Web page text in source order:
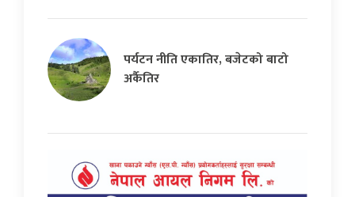
पर्यटन नीति एकातिर, बजेटको बाटो
अर्कैतिर